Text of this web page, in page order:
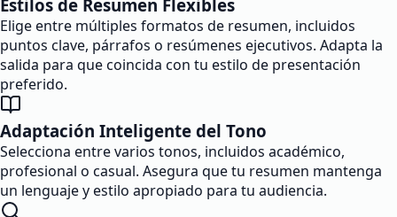
Estilos de Resumen Flexibles
Elige entre múltiples formatos de resumen, incluidos
puntos clave, párrafos o resúmenes ejecutivos. Adapta la
salida para que coincida con tu estilo de presentación
preferido.
Adaptación Inteligente del Tono
Selecciona entre varios tonos, incluidos académico,
profesional o casual. Asegura que tu resumen mantenga
un lenguaje y estilo apropiado para tu audiencia.